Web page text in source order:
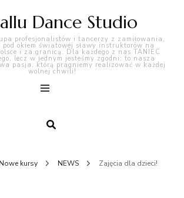
Dance Studio
profesjonalistów i tancerzy z zamiłowania,
pod okiem światowej sławy instruktorów na
i za granicą. Dla każdego z nas TANIEC
lecz w jednym jesteśmy zgodni: to nasza
pasja, którą pragniemy realizować w każdej
wolnej chwili!
Nowe kursy NEWS Zajęcia dla dzieci!